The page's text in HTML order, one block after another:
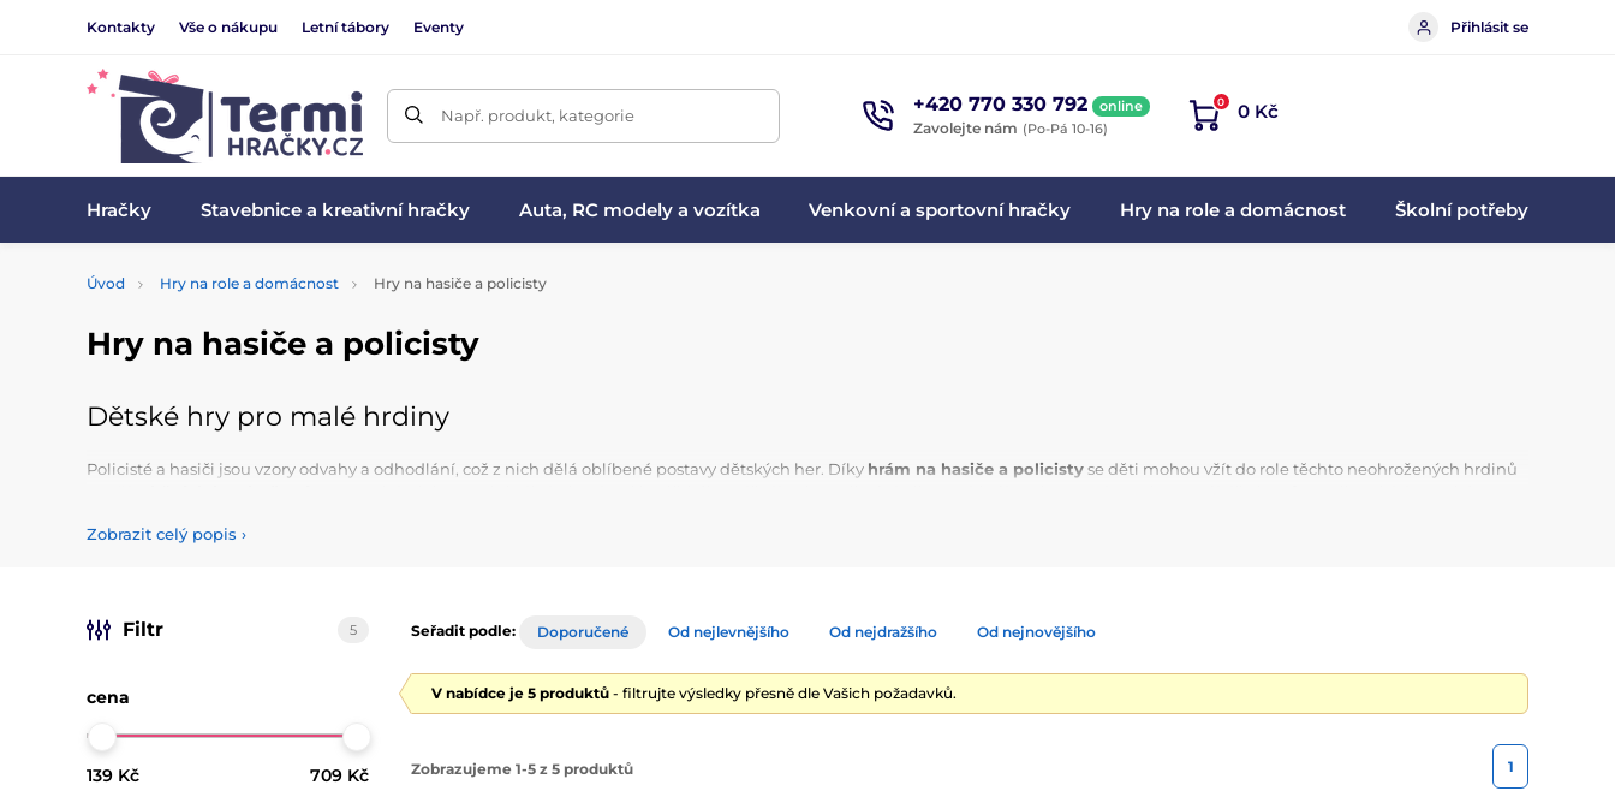
Kontakty Vše o nákupu Letní tábory Eventy Přihlásit se
Např. produkt, kategorie +420 770 330 792 online
Zavolejte nám (Po-Pá 10-16)
0 0 Kč
Hračky Stavebnice a kreativní hračky Auta, RC modely a vozítka Venkovní a sportovní hračky Hry na role a domácnost Školní potřeby
Úvod Hry na role a domácnost Hry na hasiče a policisty
Hry na hasiče a policisty
Dětské hry pro malé hrdiny
Policisté a hasiči jsou vzory odvahy a odhodlání, což z nich dělá oblíbené postavy dětských her. Díky hrám na hasiče a policistyse děti mohou vžít do role těchto neohrožených hrdinů
Zobrazit celý popis ›
Filtr 5
cena
139 Kč 709 Kč
Seřadit podle: Doporučené Od nejlevnějšího Od nejdražšího Od nejnovějšího
V nabídce je 5 produktů - filtrujte výsledky přesně dle Vašich požadavků.
Zobrazujeme 1-5 z 5 produktů 1